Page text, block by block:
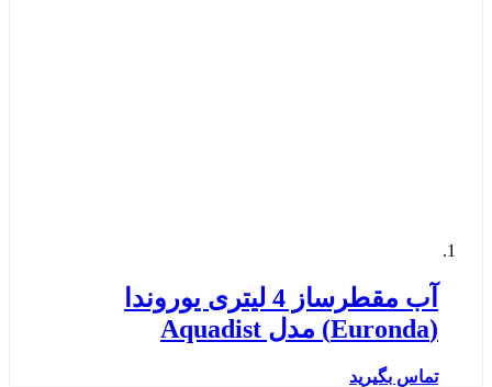
آب مقطرساز 4 لیتری یوروندا
(Euronda) مدل Aquadist
تماس بگیرید